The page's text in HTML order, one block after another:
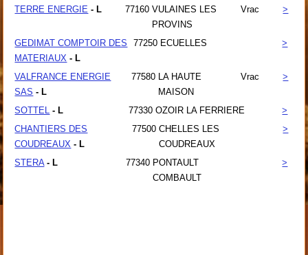
TERRE ENERGIE - L 77160 VULAINES LES
PROVINS
Vrac >
GEDIMAT COMPTOIR DES
MATERIAUX - L
77250 ECUELLES >
VALFRANCE ENERGIE
SAS - L
77580
LA HAUTE
MAISON
Vrac >
SOTTEL - L 77330 OZOIR LA FERRIERE
>
CHANTIERS DES
COUDREAUX - L
77500 CHELLES LES
COUDREAUX
>
STERA - L 77340 PONTAULT
COMBAULT
>